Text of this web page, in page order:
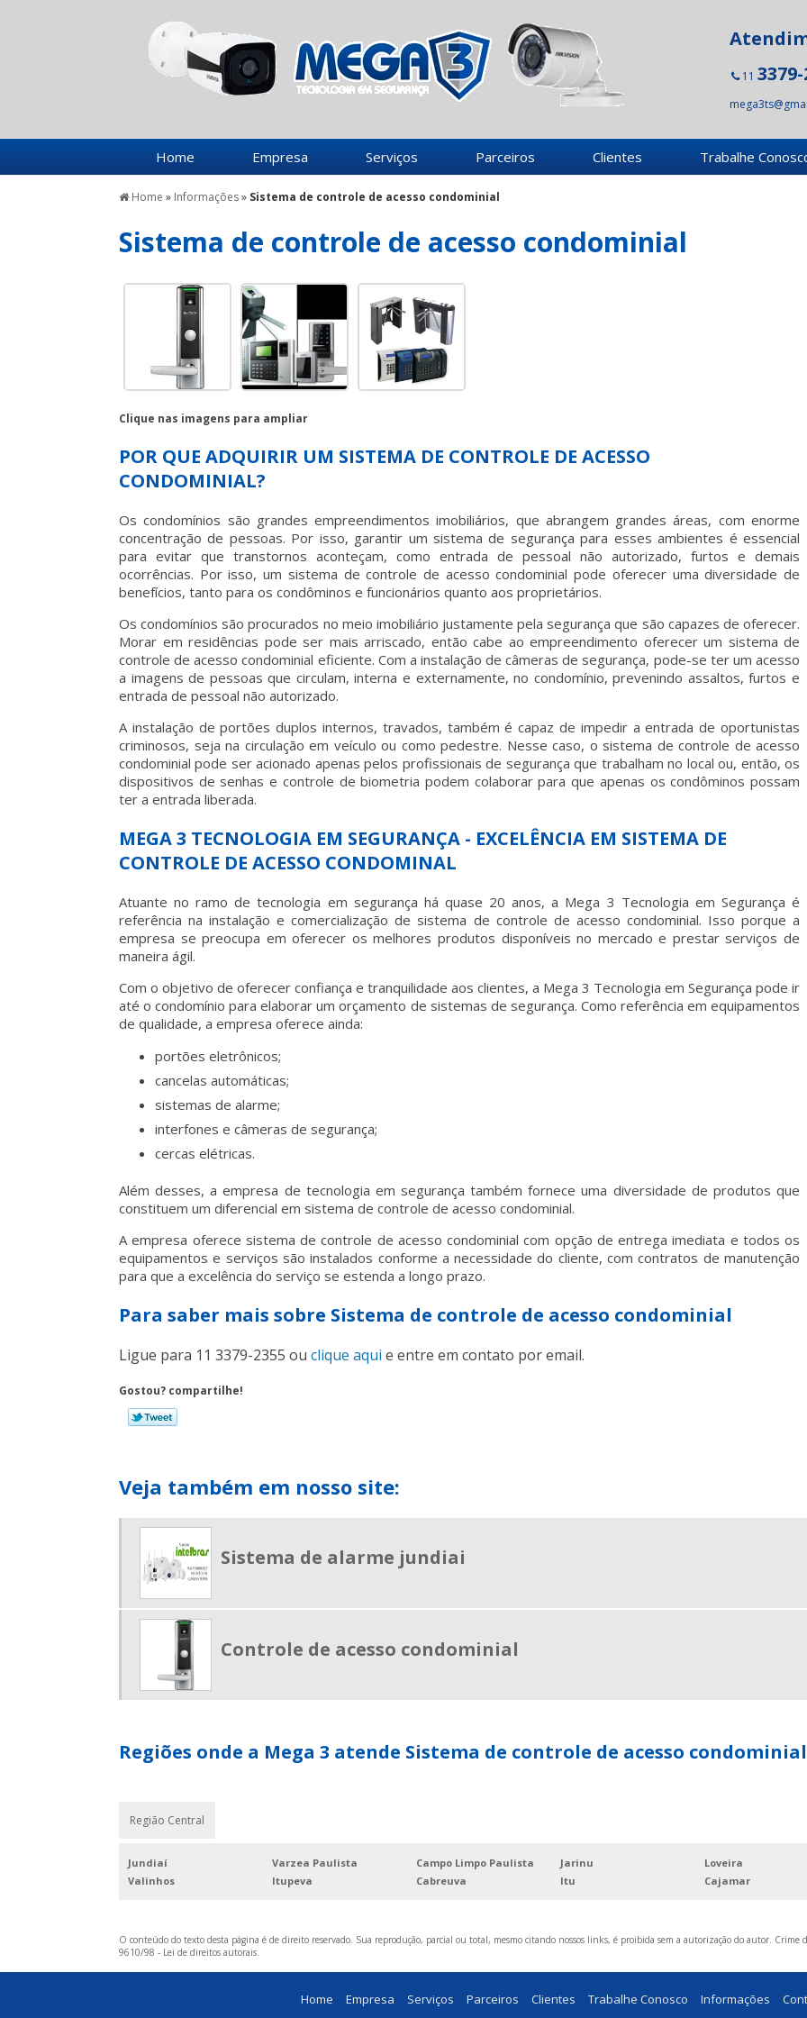
11
Home Empresa Serviços Parceiros Clientes Trabalhe
Home » Informações» Sistema de controle de acesso condominial
Sistema de controle de acesso condominial
Clique nas imagens para ampliar
POR QUE ADQUIRIR UM SISTEMA DE CONTROLE DE ACESSO
CONDOMINIAL?
Os condomínios são grandes empreendimentos imobiliários, que abrangem grandes áreas, com enorme
concentração de pessoas. Por isso, garantir um sistema de segurança para esses ambientes é essencial
para evitar que transtornos aconteçam, como entrada de pessoal não autorizado, furtos e demais
ocorrências. Por isso, um sistema de controle de acesso condominial pode oferecer uma diversidade de
benefícios, tanto para os condôminos e funcionários quanto aos proprietários.
Os condomínios são procurados no meio imobiliário justamente pela segurança que são capazes de oferecer.
Morar em residências pode ser mais arriscado, então cabe ao empreendimento oferecer um sistema de
controle de acesso condominial eficiente. Com a instalação de câmeras de segurança, pode-se ter um acesso
a imagens de pessoas que circulam, interna e externamente, no condomínio, prevenindo assaltos, furtos e
entrada de pessoal não autorizado.
A instalação de portões duplos internos, travados, também é capaz de impedir a entrada de oportunistas
criminosos, seja na circulação em veículo ou como pedestre. Nesse caso, o sistema de controle de acesso
condominial pode ser acionado apenas pelos profissionais de segurança que trabalham no local ou, então, os
dispositivos de senhas e controle de biometria podem colaborar para que apenas os condôminos possam
ter a entrada liberada.
MEGA 3 TECNOLOGIA EM SEGURANÇA - EXCELÊNCIA EM SISTEMA DE
CONTROLE DE ACESSO CONDOMINAL
Atuante no ramo de tecnologia em segurança há quase 20 anos, a Mega 3 Tecnologia em Segurança é
referência na instalação e comercialização desistema de controle de acesso condominial. Isso porque a
empresa se preocupa em oferecer os melhores produtos disponíveis no mercado e prestar serviços de
maneira ágil.
Com o objetivo de oferecer confiança e tranquilidade aos clientes, a Mega 3 Tecnologia em Segurança pode ir
até o condomínio para elaborar um orçamento de sistemas de segurança. Como referência em equipamentos
de qualidade, a empresa oferece ainda:
portões eletrônicos;
cancelas automáticas;
sistemas de alarme;
interfones e câmeras de segurança;
cercas elétricas.
Além desses, a empresa de tecnologia em segurança também fornece uma diversidade de produtos que
constituem um diferencial em sistema de controle de acesso condominial.
A empresa oferece sistema de controle de acesso condominial com opção de entrega imediata e todos os
equipamentos e serviços são instalados conforme a necessidade do cliente, com contratos de manutenção
para que a excelência do serviço se estenda a longo prazo.
Para saber mais sobre Sistema de controle de acesso condominial
Ligue para 11 3379-2355 ou clique aqui e entre em contato por email.
Gostou? compartilhe!
Veja também em nosso site:
Sistema de alarme jundiai
Controle de acesso condominial
Regiões onde a Mega 3 atende Sistema de controle de acesso
Região Central
Jundiaí Varzea Paulista Campo Limpo Paulista Jarinu Loveira
Valinhos
Itupeva Cabreuva Itu Cajamar
O conteúdo do texto desta página é de direito reservado. Sua reprodução, parcial ou total, mesmo citando nossos links, é proibida sem a autorização do autor. Crime
9610/98 - Lei de direitos autorais.
Home Empresa Serviços Parceiros Clientes Trabalhe Conosco Informações